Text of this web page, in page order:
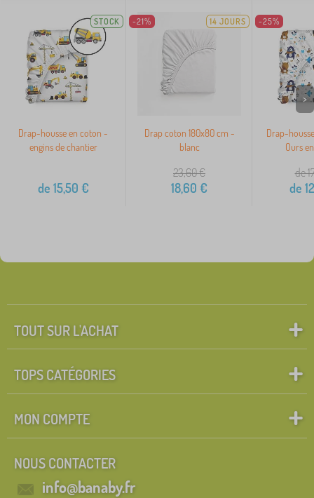
STOCK
Drap-housse en coton -
engins de chantier
de 15,50 €
-21% 14 JOURS
Drap coton 180x80 cm -
blanc
23,60€
18,60 €
-25%
Drap-
Ours
de
de
>
TOUT SUR L'ACHAT
TOPS CATÉGORIES
MON COMPTE
NOUS CONTACTER
info@banaby.fr